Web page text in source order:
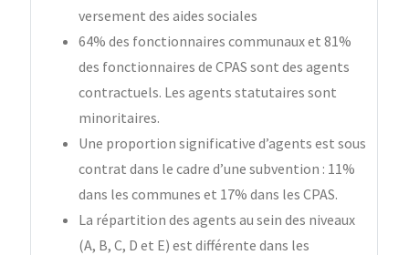
versement des aides sociales
64% des fonctionnaires communaux et 81%
des fonctionnaires de CPAS sont des agents
contractuels. Les agents statutaires sont
minoritaires.
Une proportion significative d’agents est sous
contrat dans le cadre d’une subvention : 11%
dans les communes et 17% dans les CPAS.
La répartition des agents au sein des niveaux
(A, B, C, D et E) est différente dans les